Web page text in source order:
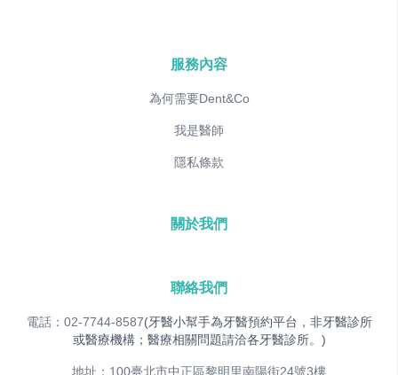
服務內容
為何需要Dent&Co
我是醫師
隱私條款
關於我們
聯絡我們
電話：02-7744-8587(牙醫小幫手為牙醫預約平台，非牙醫診所
或醫療機構；醫療相關問題請洽各牙醫診所。)
地址：100臺北市中正區黎明里南陽街24號3樓